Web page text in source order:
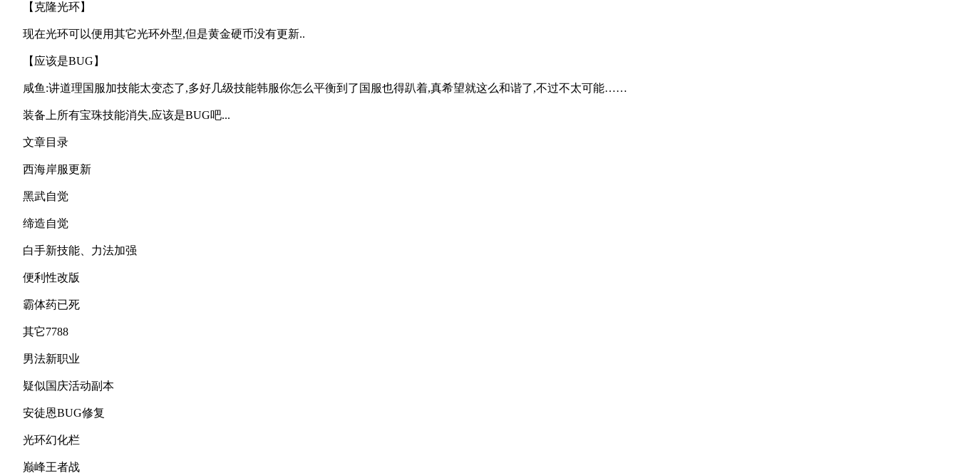
【克隆光环】
现在光环可以便用其它光环外型,但是黄金硬币没有更新..
【应该是BUG】
咸鱼:讲道理国服加技能太变态了,多好几级技能韩服你怎么平衡到了国服也得趴着,真希望就这么和谐了,不过不太可能……
装备上所有宝珠技能消失,应该是BUG吧...
文章目录
西海岸服更新
黑武自觉
缔造自觉
白手新技能、力法加强
便利性改版
霸体药已死
其它7788
男法新职业
疑似国庆活动副本
安徒恩BUG修复
光环幻化栏
巅峰王者战